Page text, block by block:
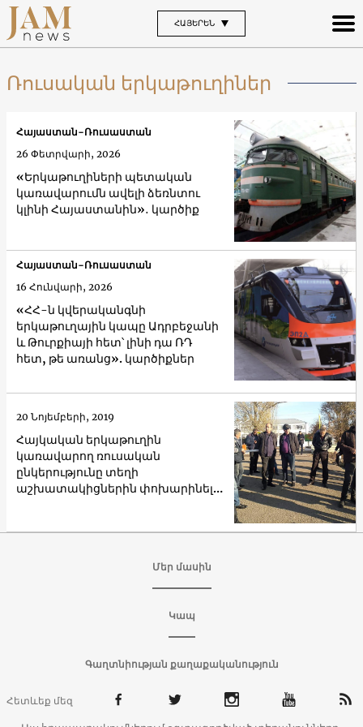
ՀԱՅԵՐԵՆ
Ռուսական երկաթուղիներ
«Երկաթուղիների պետական
կառավարումն ավելի ձեռնտու
կլինի Հայաստանին»․ կարծիք
Հայաստան-Ռուսաստան
26 Փետրվարի, 2026
«ՀՀ-ն կվերականգնի
երկաթուղային կապը Ադրբեջանի
և Թուրքիայի հետ՝ լինի դա ՌԴ
հետ, թե առանց». կարծիքներ
Հայաստան-Ռուսաստան
16 Հունվարի, 2026
Հայկական երկաթուղին
կառավարող ռուսական
ընկերությունը տեղի
աշխատակիցներին փոխարինել է
20 Նոյեմբերի, 2019
Մեր մասին
Կապ
Գաղտնիության քաղաքականություն
Հետևեք մեզ